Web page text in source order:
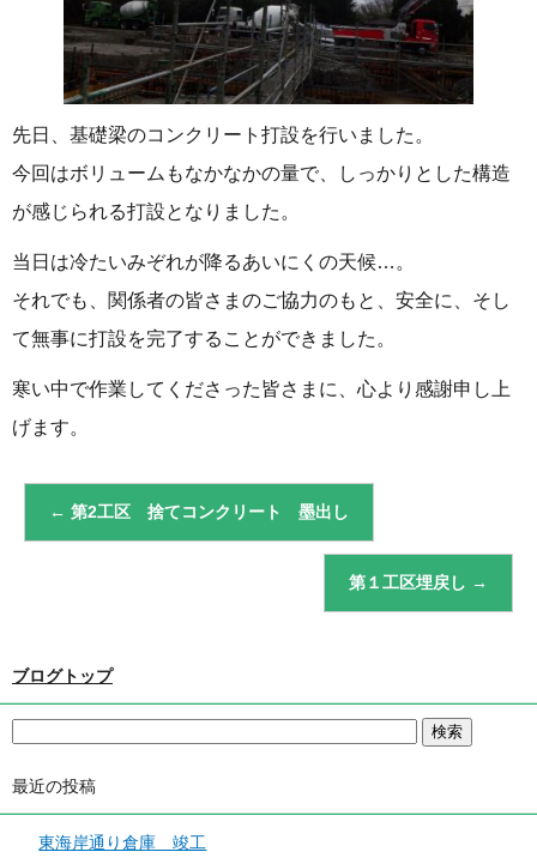
先日、基礎梁のコンクリート打設を行いました。
今回はボリュームもなかなかの量で、しっかりとした構造
が感じられる打設となりました。
当日は冷たいみぞれが降るあいにくの天候…。
それでも、関係者の皆さまのご協力のもと、安全に、そし
て無事に打設を完了することができました。
寒い中で作業してくださった皆さまに、心より感謝申し上
げます。
← 第2工区 捨てコンクリート 墨出し
第１工区埋戻し →
ブログトップ
最近の投稿
東海岸通り倉庫 竣工